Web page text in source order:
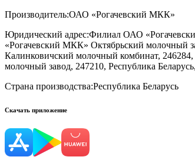
Производитель:ОАО «Рогачевский МКК»
Юридический адрес:Филиал ОАО
«Рогачевский МКК» Октябрьский молочный
Калинковичский молочный комбинат,
молочный завод, 247210, Республика
Страна производства:Республика Беларусь
Скачать приложение